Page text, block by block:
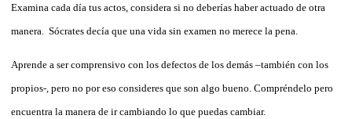
Examina cada día tus actos, considera si no deberías haber actuado de otra
manera.
Sócrates decía que una vida sin examen no merece la pena.
Aprende a ser comprensivo con los defectos de los demás –también con los
propios-, pero no por eso consideres que son algo bueno. Compréndelo pero
encuentra la manera de ir cambiando lo que puedas cambiar.